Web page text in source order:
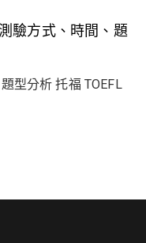
驗方式、時間、題
型分析 托福 TOEFL